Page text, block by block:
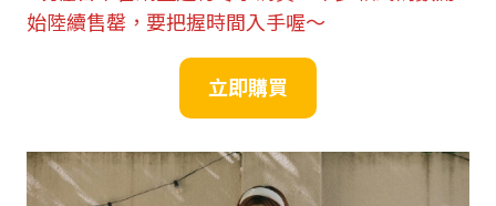
始陸續售罄，要把握時間入手喔～
立即購買